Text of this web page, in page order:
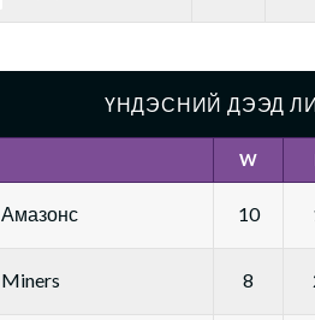
ҮНДЭСНИЙ ДЭЭД
W
Амазонс 10
Miners 8